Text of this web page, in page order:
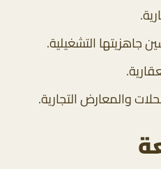
جاهزيتها التشغيلية.
والمعارض التجارية.